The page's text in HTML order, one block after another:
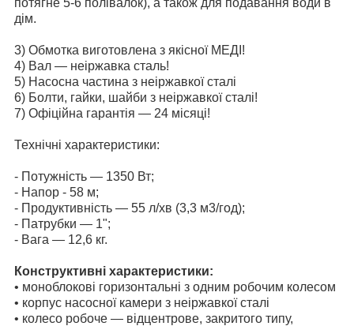
дім.
3) Обмотка виготовлена з якісної МЕДІ!
4) Вал — неіржавка сталь!
5) Насосна частина з неіржавкої сталі
6) Болти, гайки, шайби з неіржавкої сталі!
7) Офіційна гарантія — 24 місяці!
Технічні характеристики:
- Потужність — 1350 Вт;
- Напор - 58 м;
- Продуктивність — 55 л/хв (3,3 м3/год);
- Патрубки — 1";
- Вага — 12,6 кг.
Конструктивні характеристики:
• моноблокові горизонтальні з одним робочим колесом
• корпус насосної камери з неіржавкої сталі
• колесо робоче — відцентрове, закритого типу,